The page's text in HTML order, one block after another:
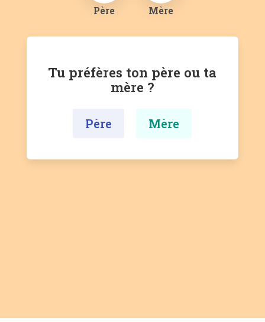
Père Mère
Tu préfères ton père ou ta
mère ?
Père Mère